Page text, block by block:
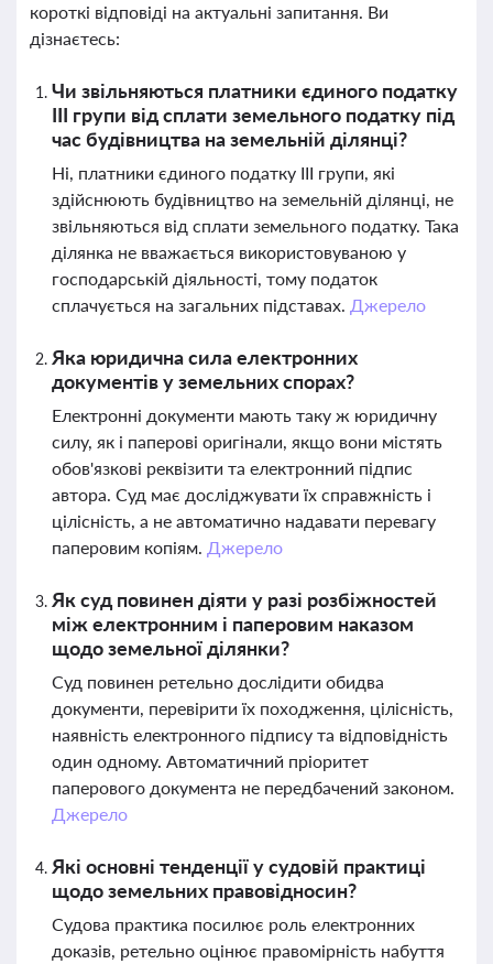
короткі відповіді на актуальні запитання. Ви
дізнаєтесь:
Чи звільняються платники єдиного податку
ІІІ групи від сплати земельного податку під
час будівництва на земельній ділянці?
Ні, платники єдиного податку ІІІ групи, які
здійснюють будівництво на земельній ділянці, не
звільняються від сплати земельного податку. Така
ділянка не вважається використовуваною у
господарській діяльності, тому податок
сплачується на загальних підставах. Джерело
Яка юридична сила електронних
документів у земельних спорах?
Електронні документи мають таку ж юридичну
силу, як і паперові оригінали, якщо вони містять
обов'язкові реквізити та електронний підпис
автора. Суд має досліджувати їх справжність і
цілісність, а не автоматично надавати перевагу
паперовим копіям. Джерело
Як суд повинен діяти у разі розбіжностей
між електронним і паперовим наказом
щодо земельної ділянки?
Суд повинен ретельно дослідити обидва
документи, перевірити їх походження, цілісність,
наявність електронного підпису та відповідність
один одному. Автоматичний пріоритет
паперового документа не передбачений законом.
Джерело
Які основні тенденції у судовій практиці
щодо земельних правовідносин?
Судова практика посилює роль електронних
доказів, ретельно оцінює правомірність набуття